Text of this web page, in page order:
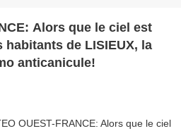
Alors que le ciel est
de LISIEUX, la
anticanicule!